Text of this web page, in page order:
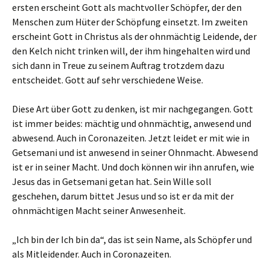
ersten erscheint Gott als machtvoller Schöpfer, der den
Menschen zum Hüter der Schöpfung einsetzt. Im zweiten
erscheint Gott in Christus als der ohnmächtig Leidende, der
den Kelch nicht trinken will, der ihm hingehalten wird und
sich dann in Treue zu seinem Auftrag trotzdem dazu
entscheidet. Gott auf sehr verschiedene Weise.
Diese Art über Gott zu denken, ist mir nachgegangen. Gott
ist immer beides: mächtig und ohnmächtig, anwesend und
abwesend. Auch in Coronazeiten. Jetzt leidet er mit wie in
Getsemani und ist anwesend in seiner Ohnmacht. Abwesend
ist er in seiner Macht. Und doch können wir ihn anrufen, wie
Jesus das in Getsemani getan hat. Sein Wille soll
geschehen, darum bittet Jesus und so ist er da mit der
ohnmächtigen Macht seiner Anwesenheit.
„Ich bin der Ich bin da“, das ist sein Name, als Schöpfer und
als Mitleidender. Auch in Coronazeiten.